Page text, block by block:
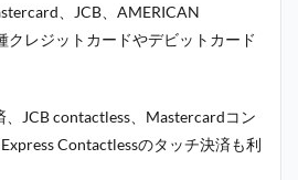
、JCB、AMERICAN
クレジットカードやデビットカード
、JCB contactless、Mastercardコン
Contactlessのタッチ決済も利